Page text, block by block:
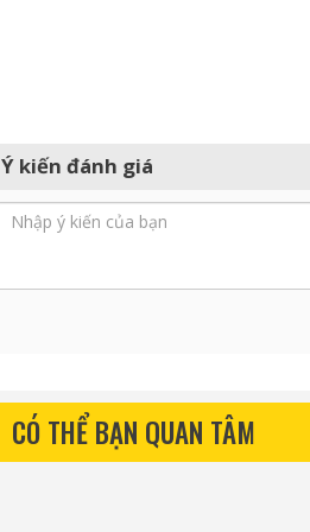
Ý kiến đánh giá
CÓ THỂ BẠN QUAN TÂM